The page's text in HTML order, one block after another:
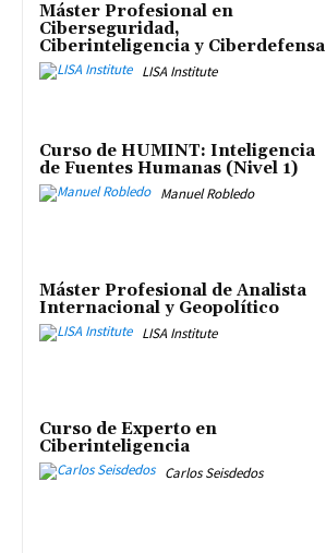
Máster Profesional en
Ciberseguridad,
Ciberinteligencia y Ciberdefensa
LISA Institute
Curso de HUMINT: Inteligencia
de Fuentes Humanas (Nivel 1)
Manuel Robledo
Máster Profesional de Analista
Internacional y Geopolítico
LISA Institute
Curso de Experto en
Ciberinteligencia
Carlos Seisdedos